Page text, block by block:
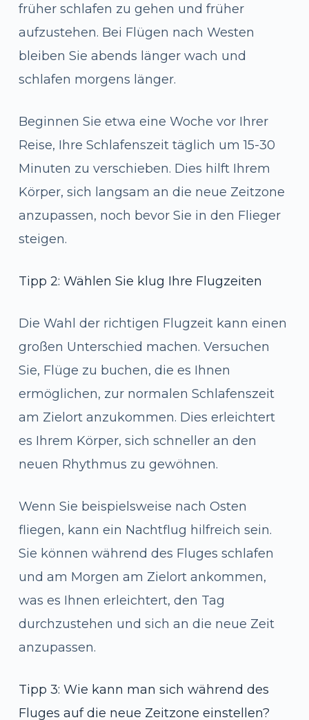
früher schlafen zu gehen und früher
aufzustehen. Bei Flügen nach Westen
bleiben Sie abends länger wach und
schlafen morgens länger.
Beginnen Sie etwa eine Woche vor Ihrer
Reise, Ihre Schlafenszeit täglich um 15-30
Minuten zu verschieben. Dies hilft Ihrem
Körper, sich langsam an die neue Zeitzone
anzupassen, noch bevor Sie in den Flieger
steigen.
Tipp 2: Wählen Sie klug Ihre Flugzeiten
Die Wahl der richtigen Flugzeit kann einen
großen Unterschied machen. Versuchen
Sie, Flüge zu buchen, die es Ihnen
ermöglichen, zur normalen Schlafenszeit
am Zielort anzukommen. Dies erleichtert
es Ihrem Körper, sich schneller an den
neuen Rhythmus zu gewöhnen.
Wenn Sie beispielsweise nach Osten
fliegen, kann ein Nachtflug hilfreich sein.
Sie können während des Fluges schlafen
und am Morgen am Zielort ankommen,
was es Ihnen erleichtert, den Tag
durchzustehen und sich an die neue Zeit
anzupassen.
Tipp 3: Wie kann man sich während des
Fluges auf die neue Zeitzone einstellen?